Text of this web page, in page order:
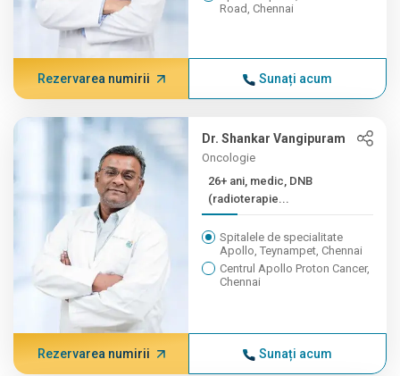
Road, Chennai
Rezervarea numirii Sunați acum
Dr. Shankar Vangipuram
Oncologie
26+ ani, medic, DNB
(radioterapie...
Spitalele de specialitate
Apollo, Teynampet, Chennai
Centrul Apollo Proton Cancer,
Chennai
Rezervarea numirii Sunați acum